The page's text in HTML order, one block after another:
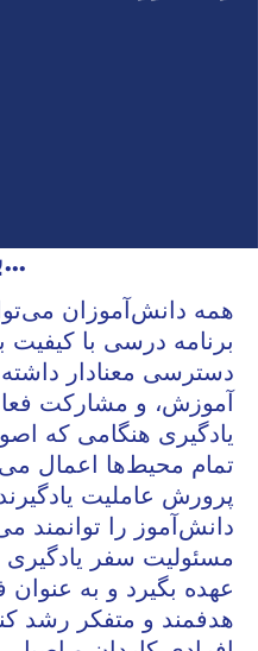
باور کن...
همه دانش‌آموزان
برنامه درسی با کیفیت
دسترسی معنادار داشته
آموزش، و مشارکت
تمام محیط‌ها اعمال
پرورش عاملیت
دانش‌آموز را توانمند
مسئولیت سفر یادگیری
عهده بگیرد و به عنوان
هدفمند و متفکر رشد